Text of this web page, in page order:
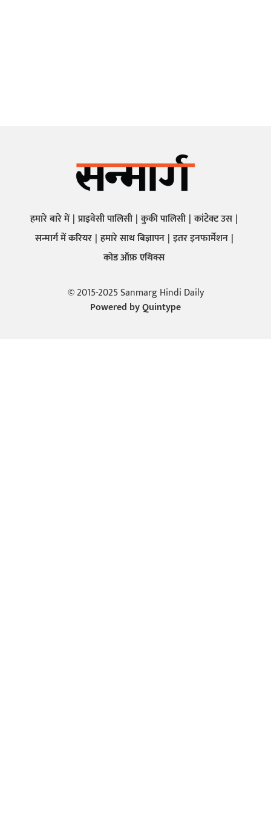
हमारे बारे में प्राइवेसी पालिसी कुकी पालिसी कांटेक्ट उस
सन्मार्ग में करियर हमारे साथ बिज्ञापन इतर इनफार्मेशन
कोड ऑफ़ एथिक्स
© 2015-2025 Sanmarg Hindi Daily
Powered byQuintype